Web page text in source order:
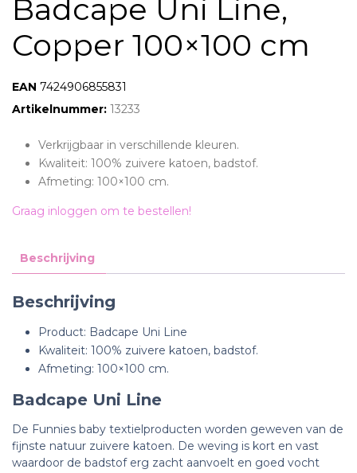
Badcape Uni Line,
Copper 100×100 cm
7424909652642
7424906855831
Artikelnummer: 13233
Verkrijgbaar in verschillende kleuren.
Kwaliteit: 100% zuivere katoen, badstof.
Afmeting: 100×100 cm.
Graag inloggen om te bestellen!
Beschrijving
Beschrijving
Product: Badcape Uni Line
Kwaliteit: 100% zuivere katoen, badstof.
Afmeting: 100×100 cm.
Badcape Uni Line
De Funnies baby textielproducten worden geweven van de
fijnste natuur zuivere katoen. De weving is kort en vast
waardoor de badstof erg zacht aanvoelt en goed vocht